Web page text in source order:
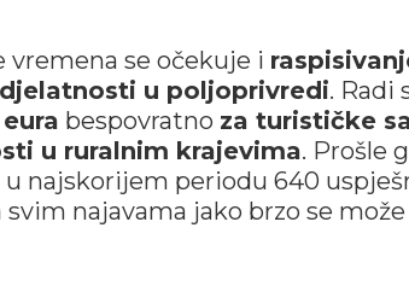
vremena se očekuje i
u poljoprivredi. Radi
bespovratno za turističke
u ruralnim krajevima. Prošle
najskorijem periodu 640
najavama jako brzo se